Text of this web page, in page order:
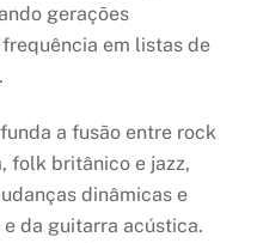
gerações
em listas de
a fusão entre rock
folk britânico e jazz,
dinâmicas e
da guitarra acústica.